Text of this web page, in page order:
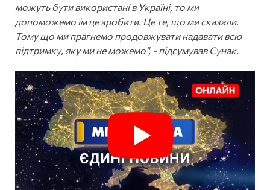
можуть бути використані в Україні, то ми
допоможемо їм це зробити. Це те, що ми сказали.
Тому що ми прагнемо продовжувати надавати всю
підтримку, яку ми не можемо", - підсумував Сунак.